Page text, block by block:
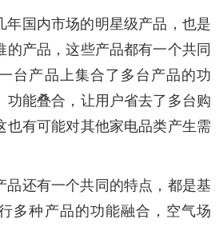
年国内市场的明星级产品，也是
的产品，这些产品都有一个共同
台产品上集合了多台产品的功
功能叠合，让用户省去了多台购
也有可能对其他家电品类产生需
品还有一个共同的特点，都是基
多种产品的功能融合，空气场